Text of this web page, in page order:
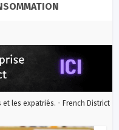
les expatriés. - French District